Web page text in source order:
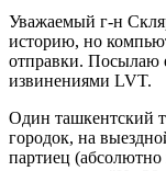
Уважаемый г-н
историю, но
отправки. Посылаю
извинениями LVT.
Один ташкентский
городок, на
партиец